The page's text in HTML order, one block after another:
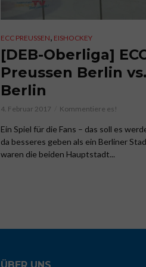
ECC PREUSSEN EISHOCKEY
[DEB-Oberliga]
Preussen Berlin vs.
Berlin
4. Februar 2017 Kommentiere es!
Ein Spiel für die Fans – das soll es
da besseres geben als ein Berliner
waren die beiden Hauptstadt...
ÜBER UNS